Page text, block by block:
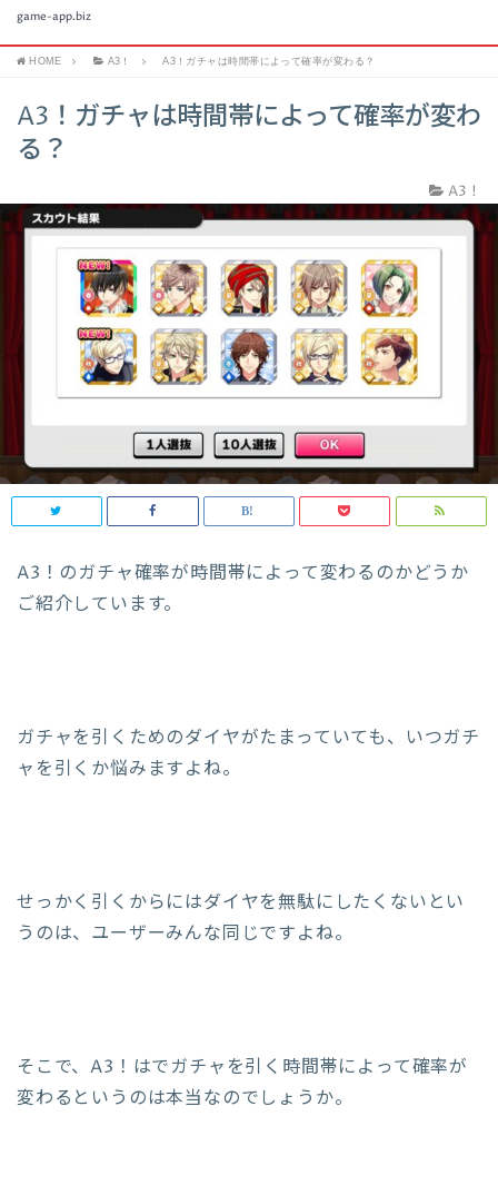
game-app.biz
HOME A3！ A3！ガチャは時間帯によって確率が変わる？
A3！ガチャは時間帯によって確率が変わ
る？
A3！
A3！のガチャ確率が時間帯によって変わるのかどうか
ご紹介しています。
ガチャを引くためのダイヤがたまっていても、いつガチ
ャを引くか悩みますよね。
せっかく引くからにはダイヤを無駄にしたくないとい
うのは、ユーザーみんな同じですよね。
そこで、A3！はでガチャを引く時間帯によって確率が
変わるというのは本当なのでしょうか。